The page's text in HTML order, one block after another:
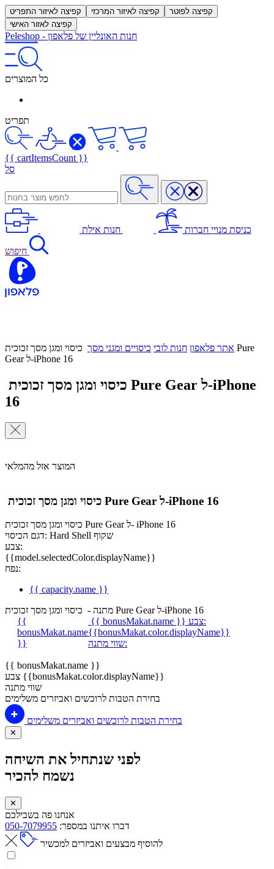
קפיצה לאיזור התפריט קפיצה לאיזור המרכזי
קפיצה לפוטר
קפיצה לאזור האישי
Peleshop - חנות האונליין של פלאפון
כל המוצרים
תפריט
{{ cartItemsCount }}
סל
כניסת מנויי חברות חנות אילת
חיפוש
אתר פלאפון חנות לובי כיסויים ומגני מסך כיסוי ומגן מסך זכוכית Pure
Gear ל-iPhone 16
16
המוצר אזל מהמלאי
כיסוי ומגן מסך זכוכית Pure Gear ל-iPhone 16
כיסוי ומגן מסך זכוכית Pure Gear ל- iPhone 16
דגם הכיסוי: Hard Shell שקוף
צבע:
{{model.selectedColor.displayName}}
נפח:
{{ capacity.name }}
מתנה - כיסוי ומגן מסך זכוכית Pure Gear ל-iPhone 16
{{
bonusMakat.name
}}
{{ bonusMakat.name }}
צבע:
{{bonusMakat.color.displayName}}
שווי מתנה:
{{ bonusMakat.name }}
צבע {{bonusMakat.color.displayName}}
שווי מתנה
בחירת הטבות לרוכשים ואביזרים משלימים
בחירת הטבות לרוכשים ואביזרים משלימים
✕
לפני שנתחיל את השיחה
נשמח להכיר
✕
אנחנו פה בשבילכם
דברו איתנו במספר: 050-7079955
להוסיף מבצעים ואביזרים למכשיר